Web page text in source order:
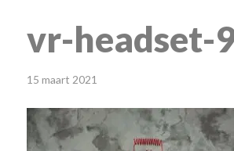
vr-headset-
15 maart 2021